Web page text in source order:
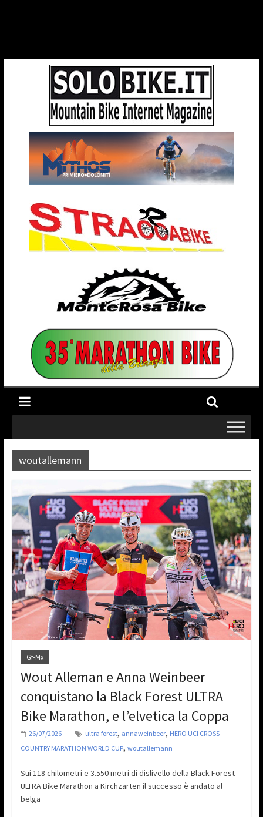
woutallemann
Gf-Mx
Wout Alleman e Anna Weinbeer
conquistano la Black Forest ULTRA
Bike Marathon, e l’elvetica la Coppa
26/07/2026 ultra forest, annaweinbeer, HERO UCI CROSS-
COUNTRY MARATHON WORLD CUP, woutallemann
Sui 118 chilometri e 3.550 metri di dislivello della Black Forest
ULTRA Bike Marathon a Kirchzarten il successo è andato al
belga